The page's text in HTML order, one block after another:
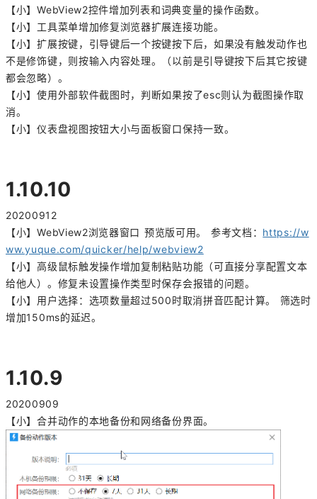
【小】WebView2控件增加列表和词典变量的操作函数。
【小】工具菜单增加修复浏览器扩展连接功能。
【小】扩展按键，引导键后一个按键按下后，如果没有触发动作也
不是修饰键，则按输入内容处理。（以前是引导键按下后其它按键
都会忽略）。
【小】使用外部软件截图时，判断如果按了esc则认为截图操作取
消。
【小】仪表盘视图按钮大小与面板窗口保持一致。
1.10.10
20200912
【小】WebView2浏览器窗口 预览版可用。 参考文档： https://w
ww.yuque.com/quicker/help/webview2
【小】高级鼠标触发操作增加复制粘贴功能（可直接分享配置文本
给他人）。修复未设置操作类型时保存会报错的问题。
【小】用户选择：选项数量超过500时取消拼音匹配计算。 筛选时
增加150ms的延迟。
1.10.9
20200909
【小】合并动作的本地备份和网络备份界面。